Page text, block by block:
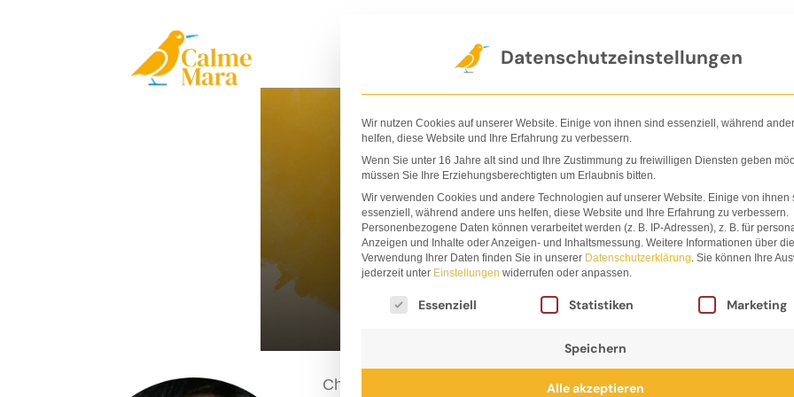
Charles
Charles Santoso findet Inspiration in seinen
Datenschutzeinstellungen
Wir nutzen Cookies auf unserer Website. Einige von ihnen sind essenziell, während
helfen, diese Website und Ihre Erfahrung zu verbessern.
Wenn Sie unter 16 Jahre alt sind und Ihre Zustimmung zu freiwilligen Diensten geben
müssen Sie Ihre Erziehungsberechtigten um Erlaubnis bitten.
Wir verwenden Cookies und andere Technologien auf unserer Website. Einige von ihnen
essenziell, während andere uns helfen, diese Website und Ihre Erfahrung zu verbessern.
Personenbezogene Daten können verarbeitet werden (z. B. IP-Adressen), z. B. für
Anzeigen und Inhalte oder Anzeigen- und Inhaltsmessung. Weitere Informationen über die
Verwendung Ihrer Daten finden Sie in unserer Datenschutzerklärung. Sie können Ihre
jederzeit unter Einstellungen widerrufen oder anpassen.
Es folgt eine Liste der Service-Gruppen, für die eine
Essenziell Statistiken Marketing
Speichern
Alle akzeptieren